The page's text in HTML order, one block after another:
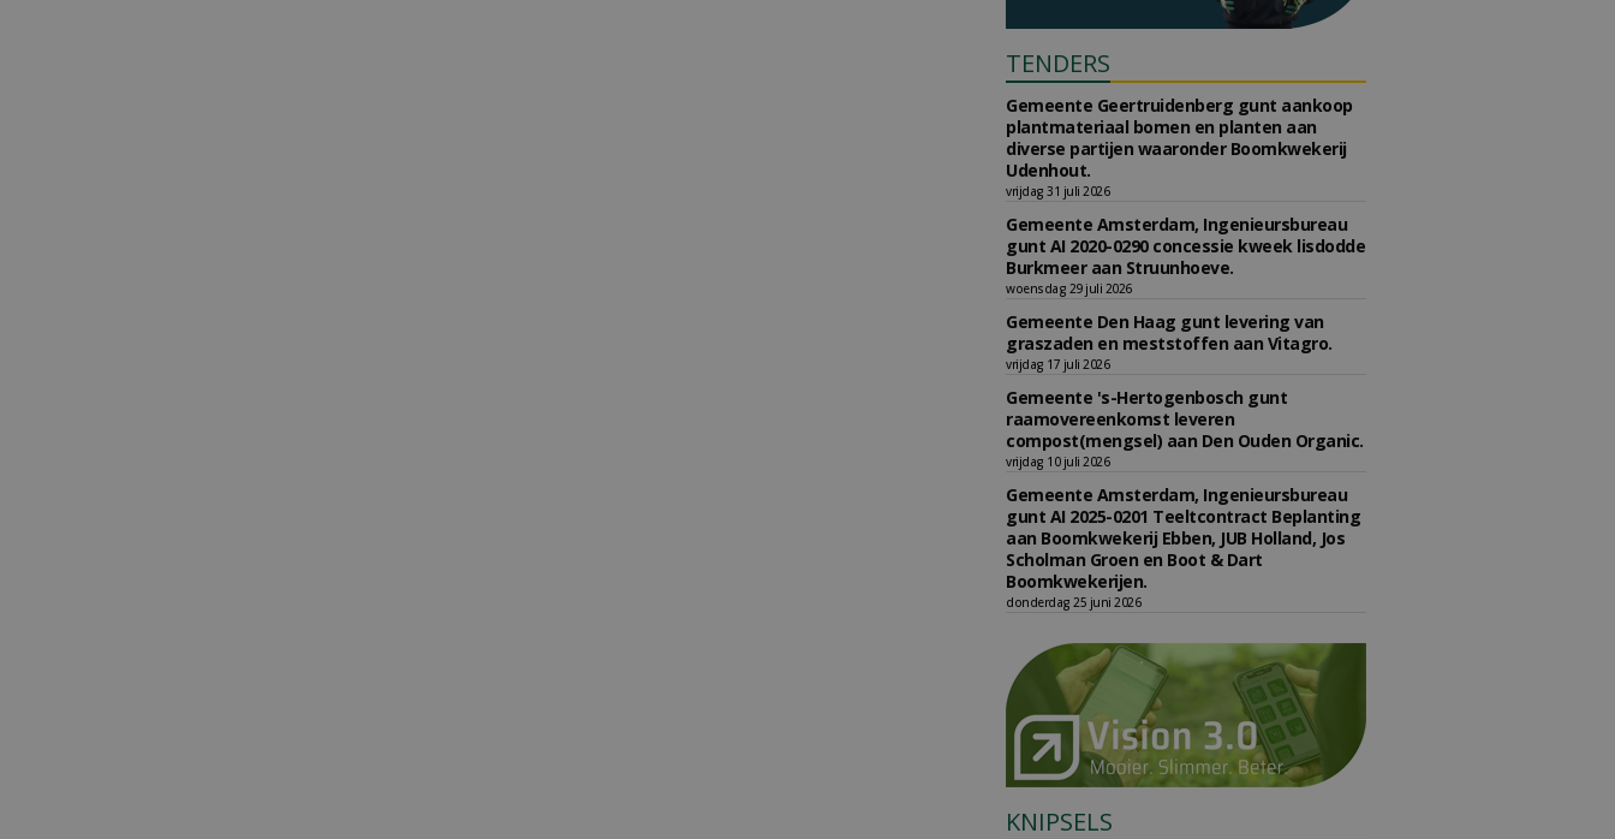
TENDERS
Gemeente Geertruidenberg gunt aankoop
plantmateriaal bomen en planten aan
diverse partijen waaronder Boomkwekerij
Udenhout.
vrijdag 31 juli 2026
Gemeente Amsterdam, Ingenieursbureau
gunt AI 2020-0290 concessie kweek lisdodde
Burkmeer aan Struunhoeve.
woensdag 29 juli 2026
Gemeente Den Haag gunt levering van
graszaden en meststoffen aan Vitagro.
vrijdag 17 juli 2026
Gemeente 's-Hertogenbosch gunt
raamovereenkomst leveren
compost(mengsel) aan Den Ouden Organic.
vrijdag 10 juli 2026
Gemeente Amsterdam, Ingenieursbureau
gunt AI 2025-0201 Teeltcontract Beplanting
aan Boomkwekerij Ebben, JUB Holland, Jos
Scholman Groen en Boot & Dart
Boomkwekerijen.
donderdag 25 juni 2026
KNIPSELS